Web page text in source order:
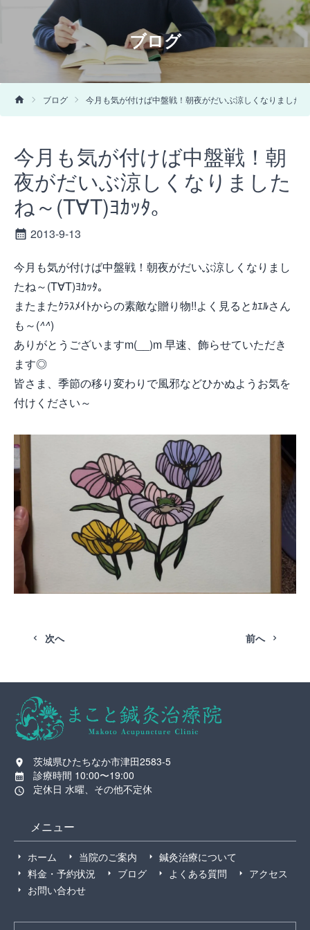
ブログ
ブログ 今月も気が付けば中盤戦！朝夜がだいぶ涼しくなりました
今月も気が付けば中盤戦！朝
夜がだいぶ涼しくなりました
ね～(T∀T)ﾖｶｯﾀ。
2013-9-13
今月も気が付けば中盤戦！朝夜がだいぶ涼しくなりまし
たね～(T∀T)ﾖｶｯﾀ。
またまたｸﾗｽﾒｲﾄからの素敵な贈り物!!よく見るとｶｴﾙさん
も～(^^)
ありがとうございますm(__)m 早速、飾らせていただき
ます◎
皆さま、季節の移り変わりで風邪などひかぬようお気を
付けください～
次へ 前へ
茨城県ひたちなか市津田2583-5
診療時間 10:00〜19:00
定休日 水曜、その他不定休
メニュー
ホーム 当院のご案内
鍼灸治療について
料金・予約状況
ブログ よくある質問
アクセス
お問い合わせ